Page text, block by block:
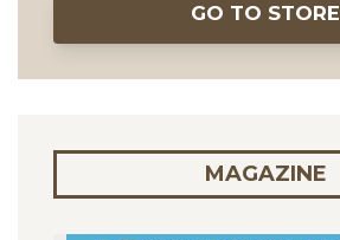
GO TO STORE
MAGAZINE